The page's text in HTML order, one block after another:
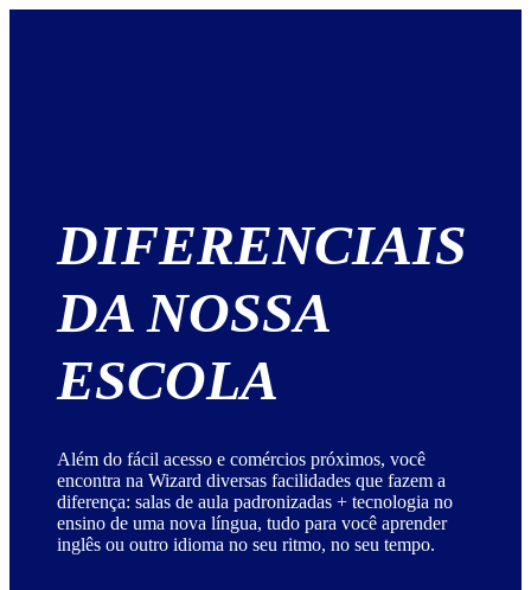
DIFERENCIAIS
DA NOSSA
ESCOLA
Além do fácil acesso e comércios próximos, você
encontra na Wizard diversas facilidades que fazem a
diferença: salas de aula padronizadas + tecnologia no
ensino de uma nova língua, tudo para você aprender
inglês ou outro idioma no seu ritmo, no seu tempo.